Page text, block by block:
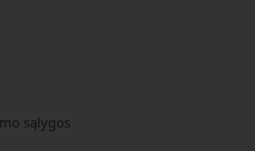
sąlygos